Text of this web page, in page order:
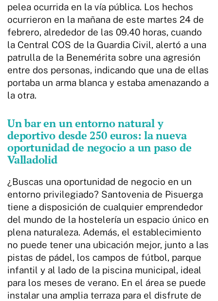
pelea ocurrida en la vía pública. Los hechos
ocurrieron en la mañana de este martes 24 de
febrero, alrededor de las 09.40 horas, cuando
la Central COS de la Guardia Civil, alertó a una
patrulla de la Benemérita sobre una agresión
entre dos personas, indicando que una de ellas
portaba un arma blanca y estaba amenazando a
la otra.
Un bar en un entorno natural y
deportivo desde 250 euros: la nueva
oportunidad de negocio a un paso de
Valladolid
¿Buscas una oportunidad de negocio en un
entorno privilegiado? Santovenia de Pisuerga
tiene a disposición de cualquier emprendedor
del mundo de la hostelería un espacio único en
plena naturaleza. Además, el establecimiento
no puede tener una ubicación mejor, junto a las
pistas de pádel, los campos de fútbol, parque
infantil y al lado de la piscina municipal, ideal
para los meses de verano. En el área se puede
instalar una amplia terraza para el disfrute de